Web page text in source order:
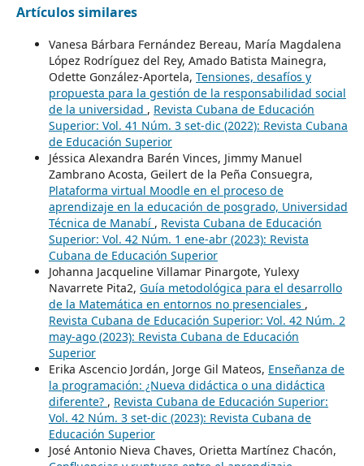
Artículos similares
Vanesa Bárbara Fernández Bereau, María Magdalena
López Rodríguez del Rey, Amado Batista Mainegra,
Odette González-Aportela, Tensiones, desafíos y
propuesta para la gestión de la responsabilidad social
de la universidad , Revista Cubana de Educación
Superior: Vol. 41 Núm. 3 set-dic (2022): Revista Cubana
de Educación Superior
Jéssica Alexandra Barén Vinces, Jimmy Manuel
Zambrano Acosta, Geilert de la Peña Consuegra,
Plataforma virtual Moodle en el proceso de
aprendizaje en la educación de posgrado, Universidad
Técnica de Manabí , Revista Cubana de Educación
Superior: Vol. 42 Núm. 1 ene-abr (2023): Revista
Cubana de Educación Superior
Johanna Jacqueline Villamar Pinargote, Yulexy
Navarrete Pita2, Guía metodológica para el desarrollo
de la Matemática en entornos no presenciales ,
Revista Cubana de Educación Superior: Vol. 42 Núm. 2
may-ago (2023): Revista Cubana de Educación
Superior
Erika Ascencio Jordán, Jorge Gil Mateos, Enseñanza de
la programación: ¿Nueva didáctica o una didáctica
diferente? , Revista Cubana de Educación Superior:
Vol. 42 Núm. 3 set-dic (2023): Revista Cubana de
Educación Superior
José Antonio Nieva Chaves, Orietta Martínez Chacón,